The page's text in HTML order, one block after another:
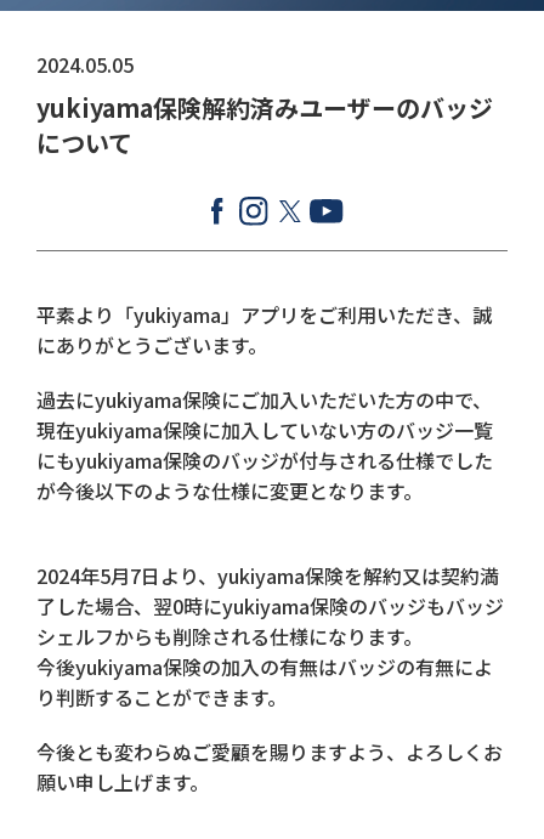
yukiyama保険解約済みユーザーのバッジ
について
2024.05.05
平素より「yukiyama」アプリをご利用いただき、誠
にありがとうございます。
過去にyukiyama保険にご加入いただいた方の中で、
現在yukiyama保険に加入していない方のバッジ一覧
にもyukiyama保険のバッジが付与される仕様でした
が今後以下のような仕様に変更となります。
2024年5月7日より、yukiyama保険を解約又は契約満
了した場合、翌0時にyukiyama保険のバッジもバッジ
シェルフからも削除される仕様になります。
今後yukiyama保険の加入の有無はバッジの有無によ
り判断することができます。
今後とも変わらぬご愛顧を賜りますよう、よろしくお
願い申し上げます。